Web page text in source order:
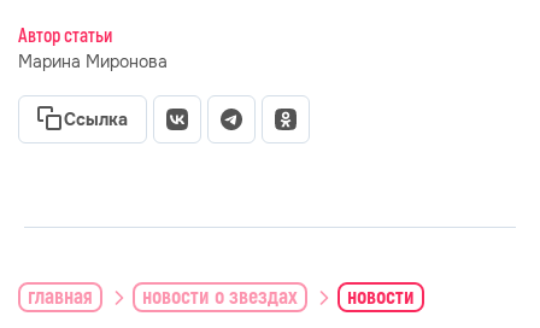
Автор статьи
Марина Миронова
Ссылка
главная новости о звездах новости